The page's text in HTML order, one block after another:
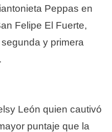
Peppas en
Felipe El Fuerte,
y primera
León quien cautivó
puntaje que la